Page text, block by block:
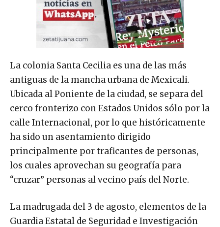
La colonia Santa Cecilia es una de las más
antiguas de la mancha urbana de Mexicali.
Ubicada al Poniente de la ciudad, se separa del
cerco fronterizo con Estados Unidos sólo por la
calle Internacional, por lo que históricamente
ha sido un asentamiento dirigido
principalmente por traficantes de personas,
los cuales aprovechan su geografía para
“cruzar” personas al vecino país del Norte.
La madrugada del 3 de agosto, elementos de la
Guardia Estatal de Seguridad e Investigación